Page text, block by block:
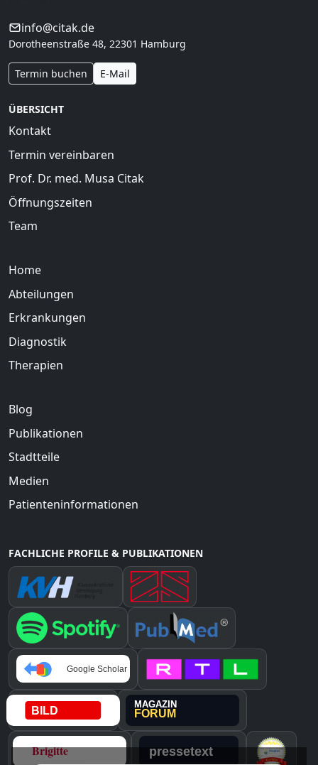
info@citak.de
Dorotheenstraße 48, 22301 Hamburg
Termin buchen E-Mail
ÜBERSICHT
Kontakt
Termin vereinbaren
Prof. Dr. med. Musa Citak
Öffnungszeiten
Team
Home
Abteilungen
Erkrankungen
Diagnostik
Therapien
Blog
Publikationen
Stadtteile
Medien
Patienteninformationen
FACHLICHE PROFILE & PUBLIKATIONEN